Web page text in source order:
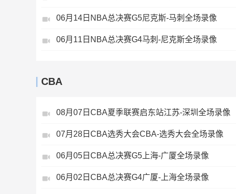
06月14日NBA总决赛G5尼克斯-马刺全场录像
06月11日NBA总决赛G4马刺-尼克斯全场录像
CBA
08月07日CBA夏季联赛启东站江苏-深圳全场录像
07月28日CBA选秀大会CBA-选秀大会全场录像
06月05日CBA总决赛G5上海-广厦全场录像
06月02日CBA总决赛G4广厦-上海全场录像